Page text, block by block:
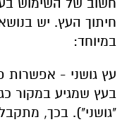
חיתוך העץ. יש
במיוחד:
עץ גושני - אפשרות
בעץ שמגיע במקור
"גושני"). בכך,